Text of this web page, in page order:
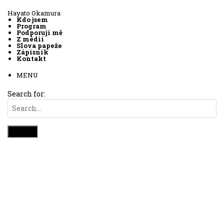
Hayato Okamura
Kdo jsem
Program
Podporují mě
Z médií
Slova papeže
Zápisník
Kontakt
MENU
Search for: